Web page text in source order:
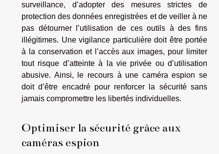
surveillance, d’adopter des mesures strictes de
protection des données enregistrées et de veiller à ne
pas détourner l’utilisation de ces outils à des fins
illégitimes. Une vigilance particulière doit être portée
à la conservation et l’accès aux images, pour limiter
tout risque d’atteinte à la vie privée ou d’utilisation
abusive. Ainsi, le recours à une caméra espion se
doit d’être encadré pour renforcer la sécurité sans
jamais compromettre les libertés individuelles.
Optimiser la sécurité grâce aux
caméras espion